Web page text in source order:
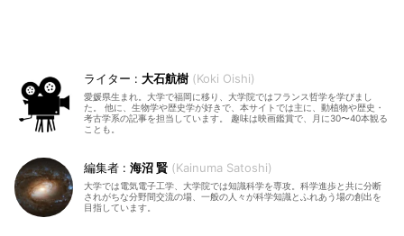
大石航樹 Koki Oishi
愛媛県生まれ。大学で福岡に移り、大学院ではフランス哲学を学びまし
た。 他に、生物学や歴史学が好きで、本サイトでは主に、動植物や歴史・
考古学系の記事を担当しています。 趣味は映画鑑賞で、月に30〜40本観る
ことも。
海沼 賢 Kainuma Satoshi
大学では電気電子工学、大学院では知識科学を専攻。科学進歩と共に分断
されがちな分野間交流の場、一般の人々が科学知識とふれあう場の創出を
目指しています。